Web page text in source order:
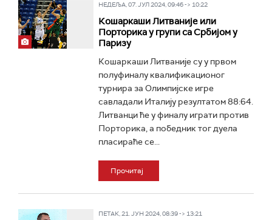
НЕДЕЉА, 07. ЈУЛ 2024, 09:46 -> 10:22
Кошаркаши Литваније или
Порторика у групи са Србијом у
Паризу
Кошаркаши Литваније су у првом
полуфиналу квалификационог
турнира за Олимпијске игре
савладали Италију резултатом 88:64.
Литванци ће у финалу играти против
Порторика, а победник тог дуела
пласираће се...
Прочитај
ПЕТАК, 21. ЈУН 2024, 08:39 -> 13:21